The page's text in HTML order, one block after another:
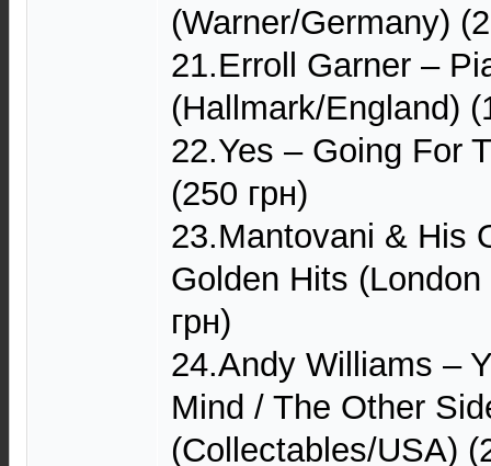
(Warner/Germany)
21.Erroll Garner –
(Hallmark/England)
22.Yes – Going For
(250 грн)
23.Mantovani & His
Golden Hits
грн)
24.Andy Williams –
Mind / The Other
(Collectables/USA)